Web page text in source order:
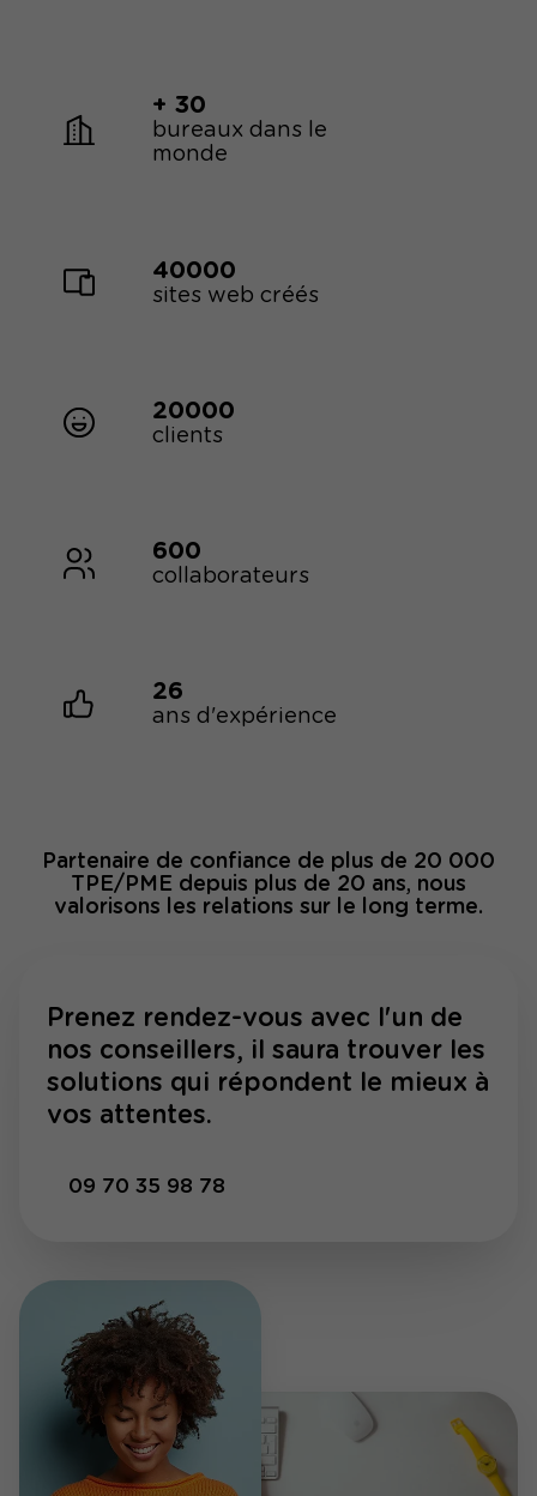
+ 30
bureaux dans le
monde
40000
sites web créés
20000
clients
600
collaborateurs
26
ans d'expérience
Partenaire de confiance de plus de 20 000
TPE/PME depuis plus de 20 ans, nous
valorisons les relations sur le long terme.
Prenez rendez-vous avec l'un de
nos conseillers, il saura trouver les
solutions qui répondent le mieux à
vos attentes.
09 70 35 98 78